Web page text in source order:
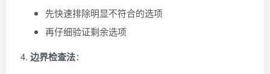
先快速排除明显不符合的选项
再仔细验证剩余选项
边界检查法：